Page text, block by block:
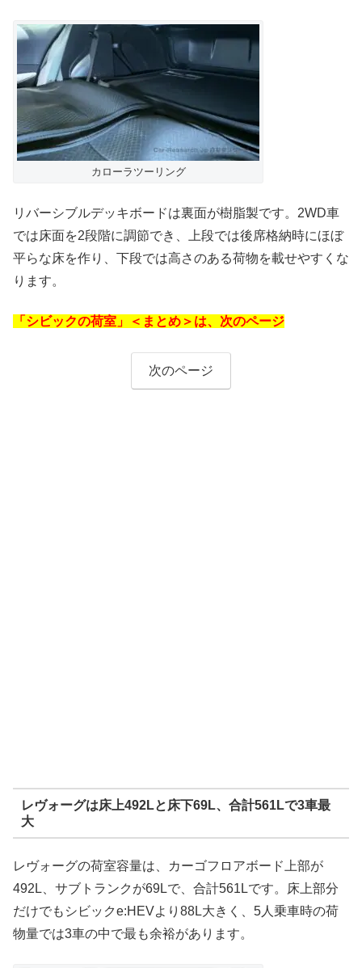
カローラツーリング
リバーシブルデッキボードは裏面が樹脂製です。2WD車
では床面を2段階に調節でき、上段では後席格納時にほぼ
平らな床を作り、下段では高さのある荷物を載せやすくな
ります。
「シビックの荷室」＜まとめ＞は、次のページ
次のページ
レヴォーグは床上492Lと床下69L、合計561Lで3車最
大
レヴォーグの荷室容量は、カーゴフロアボード上部が
492L、サブトランクが69Lで、合計561Lです。床上部分
だけでもシビックe:HEVより88L大きく、5人乗車時の荷
物量では3車の中で最も余裕があります。